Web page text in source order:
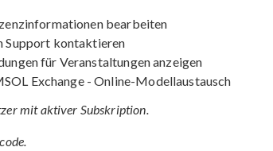
bearbeiten
Support kontaktieren
für Veranstaltungen anzeigen
Exchange - Online-Modellaustausch
mit aktiver Subskription.